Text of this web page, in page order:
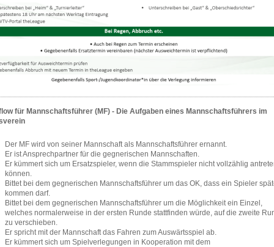
für Mannschaftsführer (MF) - Die Aufgaben eines Mannschaftsführers im
Der MF wird von seiner Mannschaft als Mannschaftsführer ernannt.
Er ist Ansprechpartner für die gegnerischen Mannschaften.
Er kümmert sich um Ersatzspieler, wenn die Stammspieler nicht vollzählig
können.
Bittet bei dem gegnerischen Mannschaftsführer um das OK, dass ein Spieler
kommen darf.
Bittet bei dem gegnerischen Mannschaftsführer um die Möglichkeit ein Einzel,
welches normalerweise in der ersten Runde stattfinden würde, auf die zweite
zu verschieben.
Er spricht mit der Mannschaft das Fahren zum Auswärtsspiel ab.
Er kümmert sich um Spielverlegungen in Kooperation mit dem